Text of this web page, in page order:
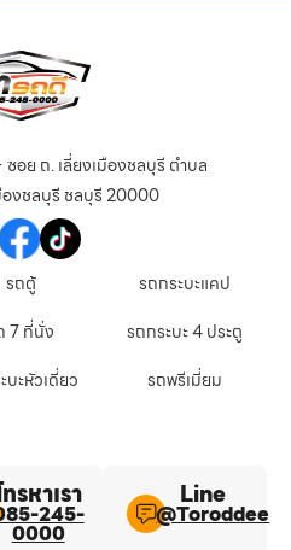
อย ถ. เลี่ยงเมืองชลบุรี ตำบล
องชลบุรี ชลบุรี 20000
รถตู้
7 ที่นั่ง
บะหัวเดี่ยว
รถกระบะแคป
รถกระบะ 4 ประตู
รถพรีเมี่ยม
รหาเรา
245-
0000
Line​
@Toroddee​